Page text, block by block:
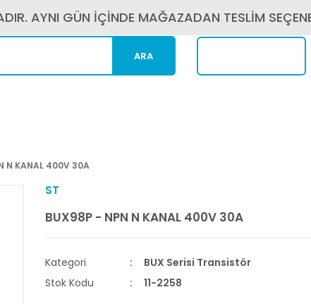
AYNI GÜN İÇİNDE MAĞAZADAN TESLİM
ARA
N KANAL 400V 30A
ST
BUX98P - NPN N KANAL 400V 30A
Kategori
BUX Serisi Transistör
Stok Kodu
11-2258